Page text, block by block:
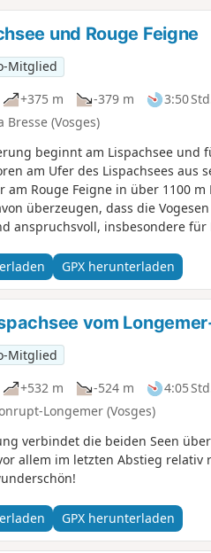
und Rouge Feigne
Mitglied
+375 m -379 m 3:50
Bresse (Vosges)
beginnt am Lispachsee
am Ufer des Lispachsees aus
am Rouge Feigne in über 1100
überzeugen, dass die
anspruchsvoll, insbesondere
dieser Weg wieder
zu dieser Wanderung mit.
GPX herunterladen
vom
Mitglied
+532 m -524 m 4:05
Longemer (Vosges)
verbindet die beiden Seen
allem im letzten Abstieg relativ
GPX herunterladen